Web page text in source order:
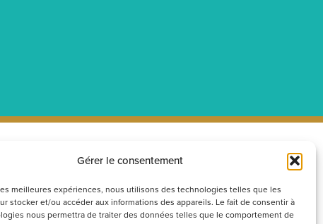
Gérer le consentement
meilleures expériences, nous utilisons des technologies telles que les
stocker et/ou accéder aux informations des appareils. Le fait de consentir à
nous permettra de traiter des données telles que le comportement de
nos offres d’emploi ou
votre candidature
sociaux